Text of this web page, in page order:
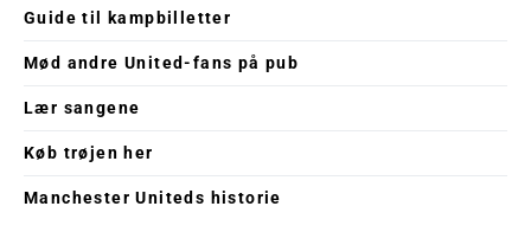
Guide til kampbilletter
Mød andre United-fans på pub
Lær sangene
Køb trøjen her
Manchester Uniteds historie